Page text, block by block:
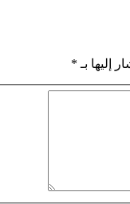
إليها بـ *